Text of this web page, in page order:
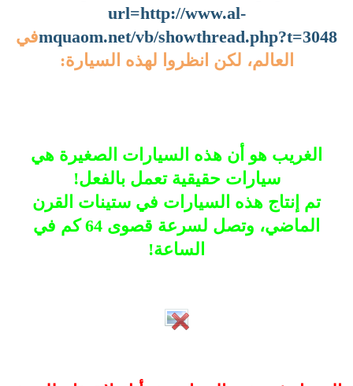
url=http://www.al-
mquaom.net/vb/showthread.php?t=3048في
العالم، لكن انظروا لهذه السيارة:
الغريب هو أن هذه السيارات الصغيرة هي
سيارات حقيقية تعمل بالفعل!
تم إنتاج هذه السيارات في ستينات القرن
الماضي، وتصل لسرعة قصوى 64 كم في
الساعة!